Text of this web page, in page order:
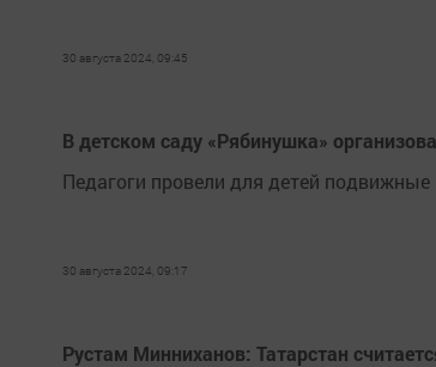
30 августа 2024, 09:45
В детском саду «Рябинушка»
Педагоги провели для детей подвижные
30 августа 2024, 09:17
Рустам Минниханов: Татарстан